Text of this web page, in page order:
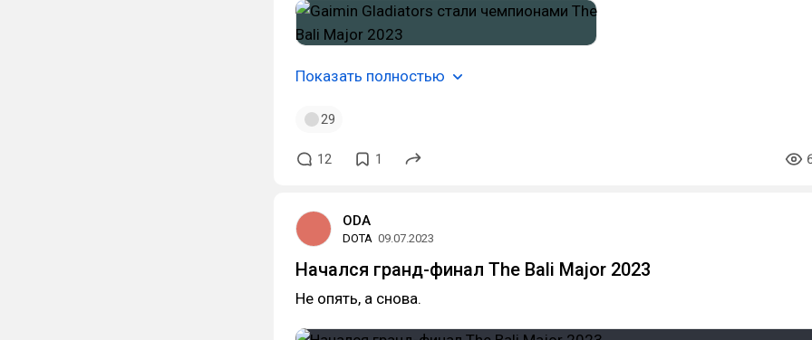
Показать полностью
29
12 1
ODA
DOTA 09.07.2023
Начался гранд-финал The Bali Major 2023
Не опять, а снова.